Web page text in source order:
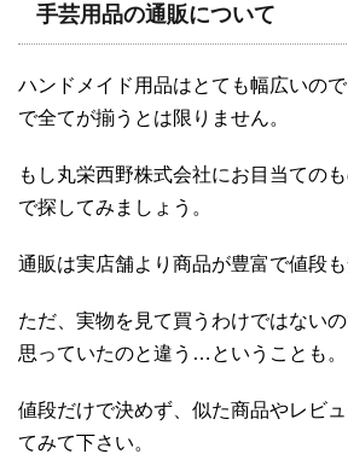
手芸用品の通販について
ハンドメイド用品はとても幅広いの
で全てが揃うとは限りません。
もし丸栄西野株式会社にお目当ての
で探してみましょう。
通販は実店舗より商品が豊富で値段も
ただ、実物を見て買うわけではない
思っていたのと違う…ということも。
値段だけで決めず、似た商品やレビ
てみて下さい。